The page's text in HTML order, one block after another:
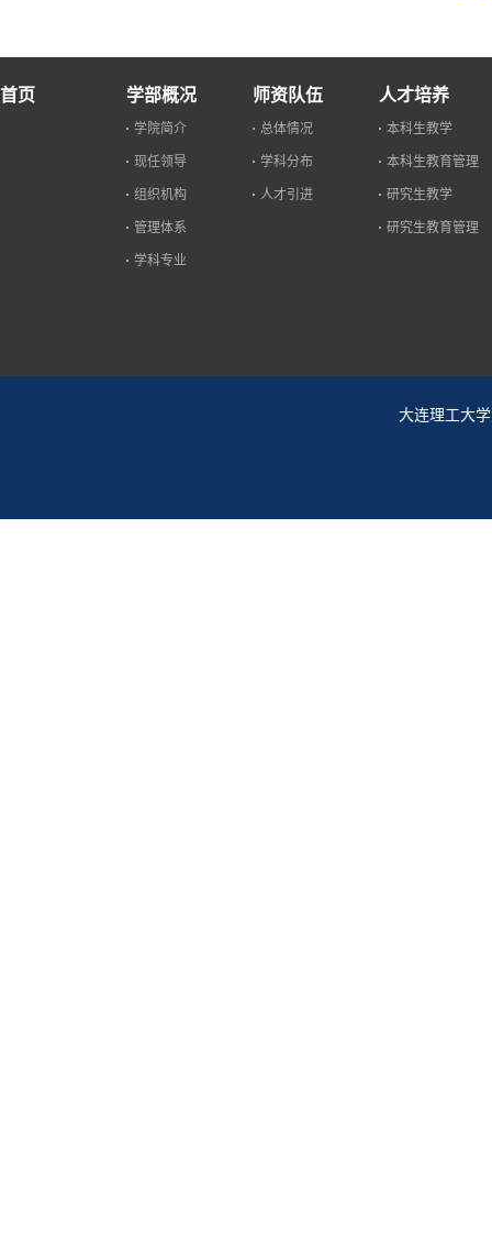
首页 学部概况
学院简介
现任领导
组织机构
管理体系
学科专业
师资队伍
总体情况
学科分布
人才引进
人才培养
本科生教学
本科生教育管理
研究生教学
研究生教育管理
大连理工大